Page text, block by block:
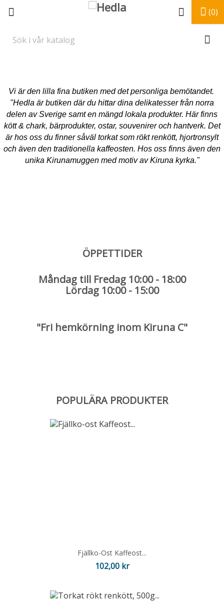
(0)
Vi är den lilla fina butiken med det personliga bemötandet.
"Hedla är butiken där du hittar dina delikatesser från norra
delen av Sverige samt en mängd lokala produkter. Här finns
kött & chark, bärprodukter, ostar, souvenirer och hantverk. Det
är hos oss du finner såväl torkat som rökt renkött, hjortronsylt
och även den traditionella kaffeosten. Hos oss finns även den
unika Kirunamuggen med motiv av Kiruna kyrka."
ÖPPETTIDER
Måndag till Fredag 10:00 - 18:00
Lördag 10:00 - 15:00
"Fri hemkörning inom Kiruna C"
POPULÄRA PRODUKTER
Fjällko-Ost Kaffeost...
Pris
102,00 kr